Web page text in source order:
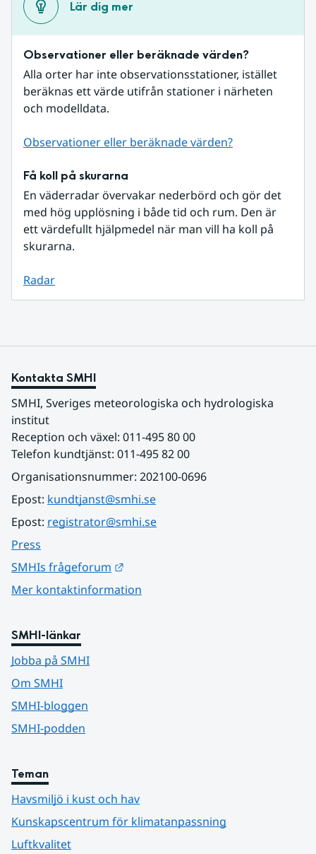
Lär dig mer
Observationer eller beräknade värden?
Alla orter har inte observationsstationer, istället
beräknas ett värde utifrån stationer i närheten
och modelldata.
Observationer eller beräknade värden?
Få koll på skurarna
En väderradar övervakar nederbörd och gör det
med hög upplösning i både tid och rum. Den är
ett värdefullt hjälpmedel när man vill ha koll på
skurarna.
Radar
Kontakta SMHI
SMHI, Sveriges meteorologiska och hydrologiska
institut
Reception och växel: 011-495 80 00
Telefon kundtjänst: 011-495 82 00
Organisationsnummer: 202100-0696
Epost: kundtjanst@smhi.se
Epost: registrator@smhi.se
Press
SMHIs frågeforum
Mer kontaktinformation
SMHI-länkar
Jobba på SMHI
Om SMHI
SMHI-bloggen
SMHI-podden
Teman
Havsmiljö i kust och hav
Kunskapscentrum för klimatanpassning
Luftkvalitet